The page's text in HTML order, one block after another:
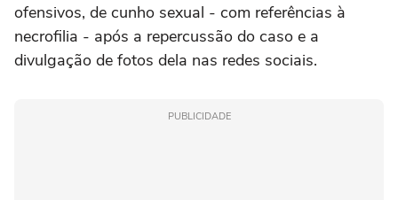
ofensivos, de cunho sexual - com referências à
necrofilia - após a repercussão do caso e a
divulgação de fotos dela nas redes sociais.
PUBLICIDADE